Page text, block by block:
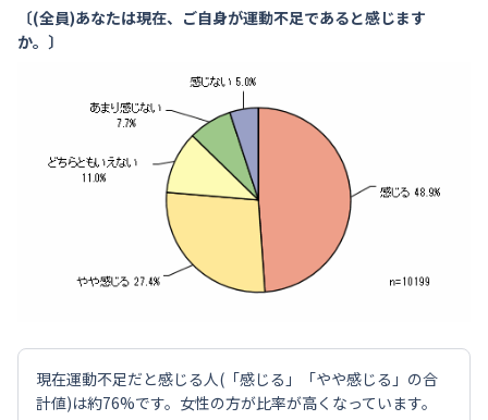
〔(全員)あなたは現在、ご自身が運動不足であると感じます
か。〕
現在運動不足だと感じる人(「感じる」「やや感じる」の合
計値)は約76%です。女性の方が比率が高くなっています。